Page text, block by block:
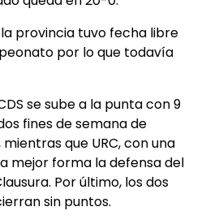
provincia tuvo fecha libre
por lo que todavía
se sube a la punta con 9
fines de semana de
que URC, con una
mejor forma la defensa del
Por último, los dos
sin puntos.